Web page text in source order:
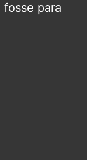
fosse para